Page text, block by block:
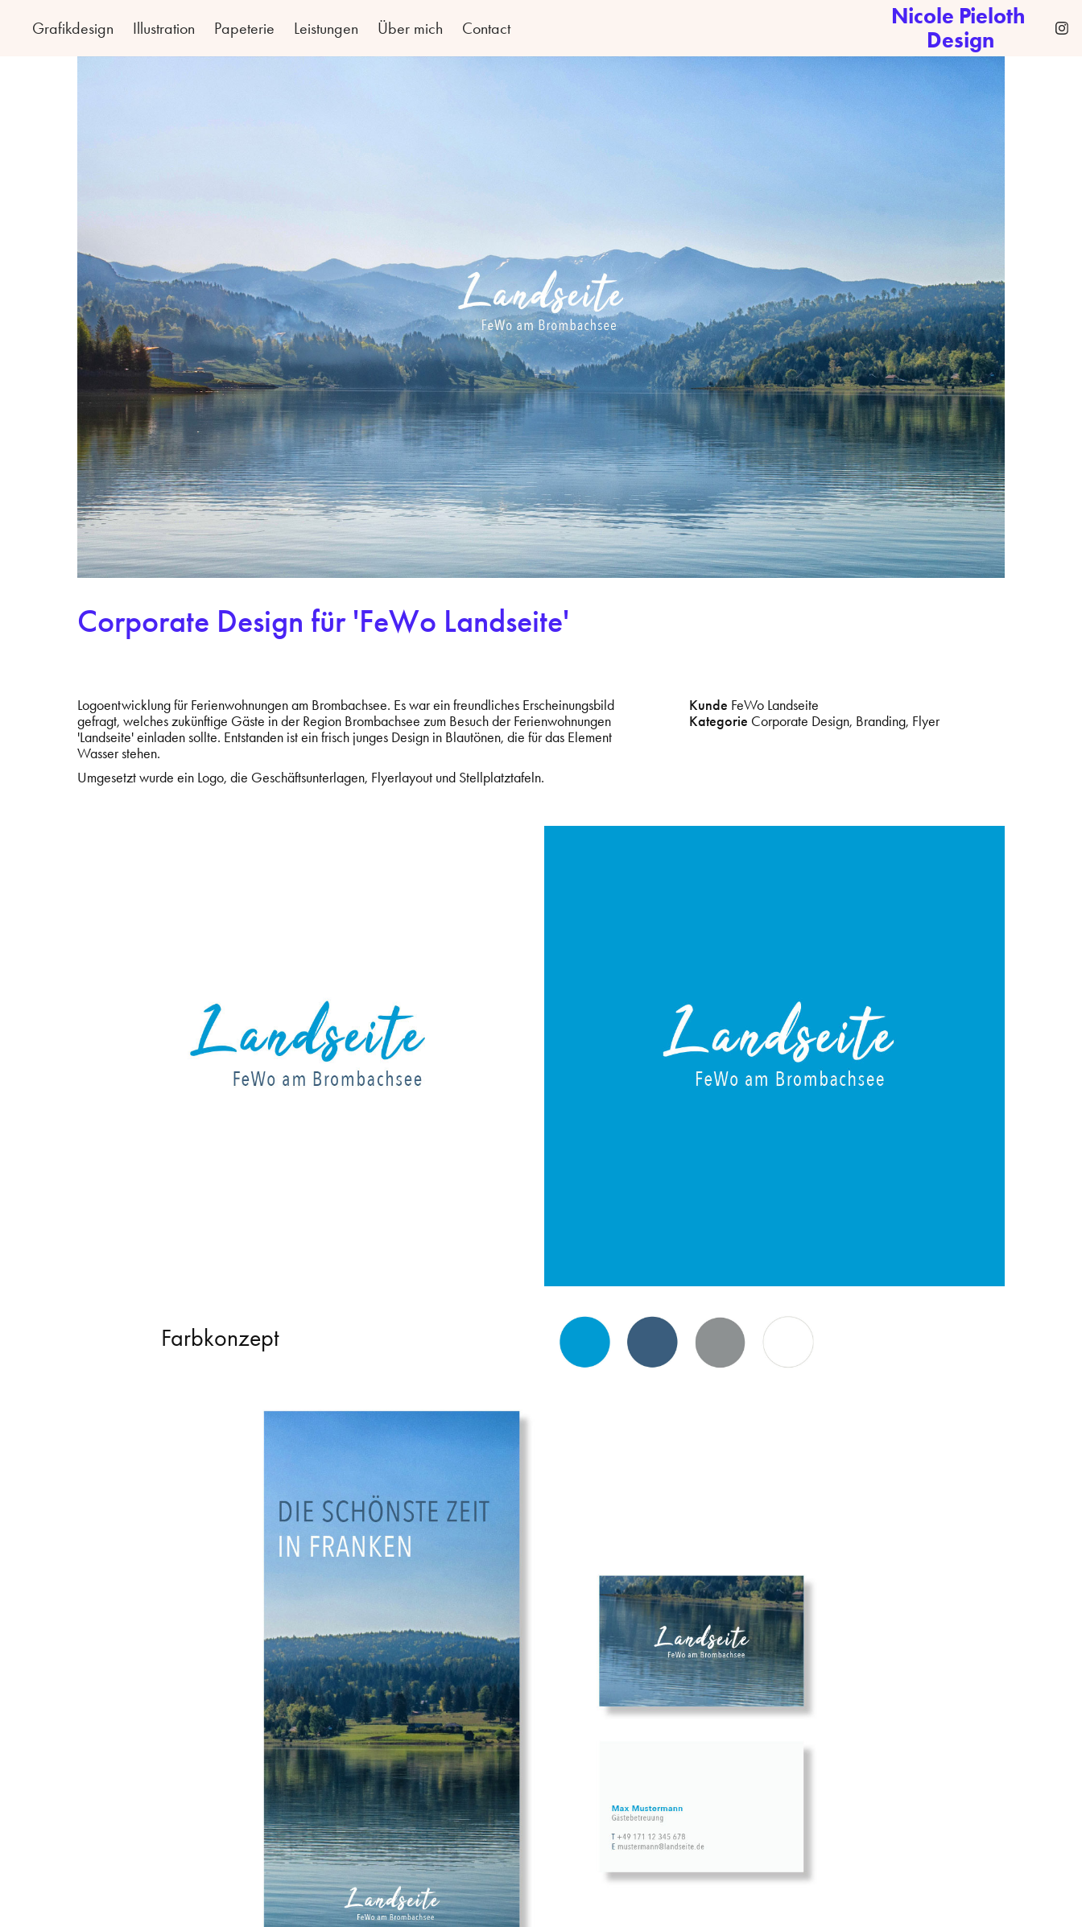
Grafikdesign Illustration Papeterie Leistungen Über mich Contact
Nicole Pieloth
Design
Corporate Design für 'FeWo Landseite'
Logoentwicklung für Ferienwohnungen am Brombachsee. Es war ein freundliches Erscheinungsbild
gefragt, welches zukünftige Gäste in der Region Brombachsee zum Besuch der Ferienwohnungen
'Landseite' einladen sollte. Entstanden ist ein frisch junges Design in Blautönen, die für das Element
Wasser stehen.
Umgesetzt wurde ein Logo, die Geschäftsunterlagen, Flyerlayout und Stellplatztafeln.
Kunde FeWo Landseite
Kategorie Corporate Design, Branding, Flyer
Farbkonzept